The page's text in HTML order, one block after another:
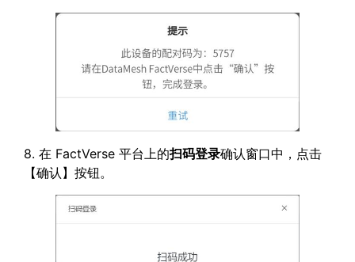
8. 在 FactVerse 平台上的扫码登录确认窗口中，点击
【确认】按钮。